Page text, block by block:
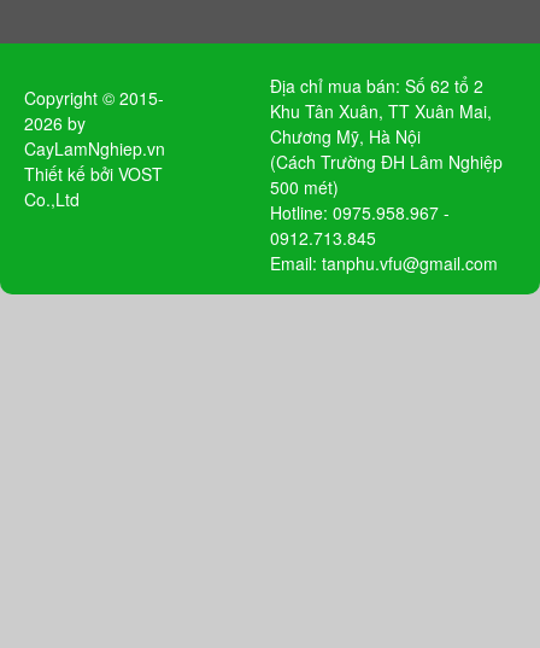
Copyright © 2015-
2026 by
CayLamNghiep.vn
Thiết kế bởi VOST
Co.,Ltd
Địa chỉ mua bán: Số 62 tổ 2
Khu Tân Xuân, TT Xuân Mai,
Chương Mỹ, Hà Nội
(Cách Trường ĐH Lâm Nghiệp
500 mét)
Hotline: 0975.958.967 -
0912.713.845
Email: tanphu.vfu@gmail.com